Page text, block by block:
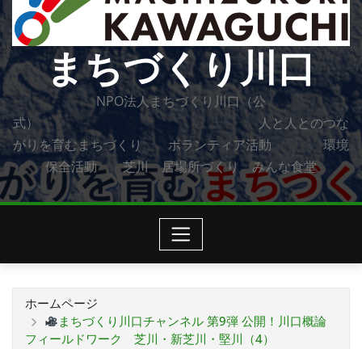
まちづくり川口
NPO法人まちづくり川口（公
式） 人と人とのつな
がりを育むまちづくり ボランティア活動 環境
保全活動 芝川 居場所づくり みんな食堂
ホームページ
まちづくり川口チャンネル 第9弾 公開！川口概論
フィールドワーク 芝川・新芝川・堅川（4）